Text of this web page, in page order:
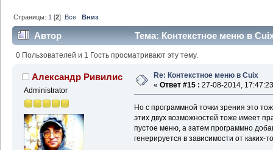
Страницы: 1 [2] Все Вниз
Автор Тема: Контекстное меню в
0 Пользователей и 1 Гость просматривают эту тему.
Александр Ривилис
Administrator
Re: Контекстное меню в Cuix
« Ответ #15 : 27-08-2014,
Но с программной точки зрения это
этих двух возможностей тоже имеет
пустое меню, а затем программно
генерируется в зависимости от каких-